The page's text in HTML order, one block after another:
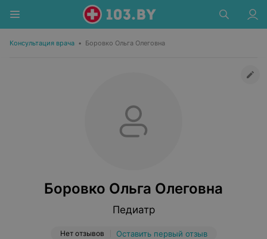
Консультация врача • Боровко Ольга Олеговна
Боровко Ольга Олеговна
Педиатр
Нет отзывов Оставить первый отзыв